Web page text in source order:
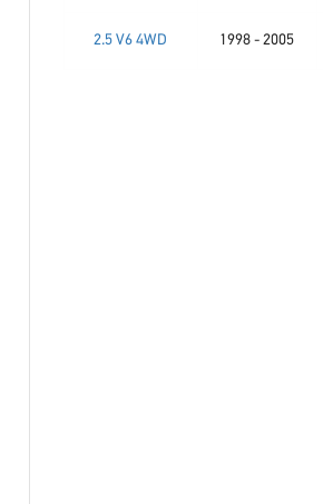
2.5 V6 4WD 1998 - 2005